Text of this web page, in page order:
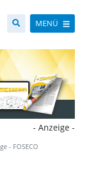
MENÜ
- Anzeige -
- FOSECO